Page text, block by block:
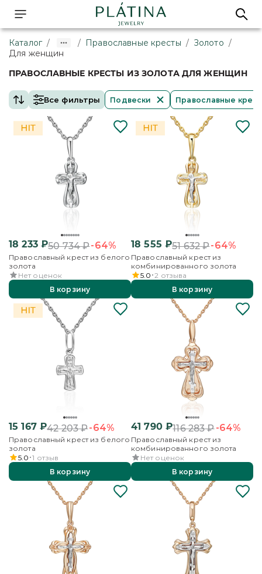
Каталог / / Православные кресты / Золото /
Для женщин
ПРАВОСЛАВНЫЕ КРЕСТЫ ИЗ ЗОЛОТА ДЛЯ ЖЕНЩИН
Все фильтры Подвески Православные
18 233₽50 734₽-64%
Православный крест из белого
золота
Нет оценок
В корзину
18 555 ₽51 632₽-64%
Православный крест из
комбинированного золота
5.0 2 отзыва
В корзину
15 167₽42 203₽-64%
Православный крест из белого
золота
5.0 1 отзыв
В корзину
41 790₽116 283₽-64%
Православный крест из
комбинированного золота
Нет оценок
В корзину